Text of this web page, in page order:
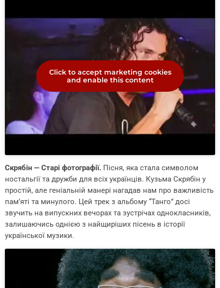
Click to accept marketing cookies
and enable this content
Скрябін — Старі фотографії. Пісня, яка стала символом
ностальгії та дружби для всіх українців. Кузьма Скрябін у
простій, але геніальній манері нагадав нам про важливість
пам’яті та минулого. Цей трек з альбому “Танго” досі
звучить на випускних вечорах та зустрічах однокласників,
залишаючись однією з найщиріших пісень в історії
української музики.